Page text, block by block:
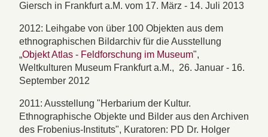
Giersch in Frankfurt a.M. vom 17. März - 14. Juli 2013
2012: Leihgabe von über 100 Objekten aus dem
ethnographischen Bildarchiv für die Ausstellung
„Objekt Atlas - Feldforschung im Museum",
Weltkulturen Museum Frankfurt a.M., 26. Januar - 16.
September 2012
2011: Ausstellung "Herbarium der Kultur.
Ethnographische Objekte und Bilder aus den Archiven
des Frobenius-Instituts", Kuratoren: PD Dr. Holger